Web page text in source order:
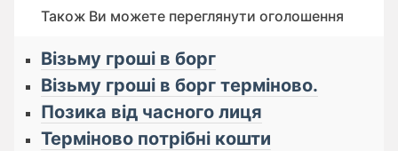
Також Ви можете переглянути оголошення
Візьму гроші в борг
Візьму гроші в борг терміново.
Позика від часного лиця
Терміново потрібні кошти